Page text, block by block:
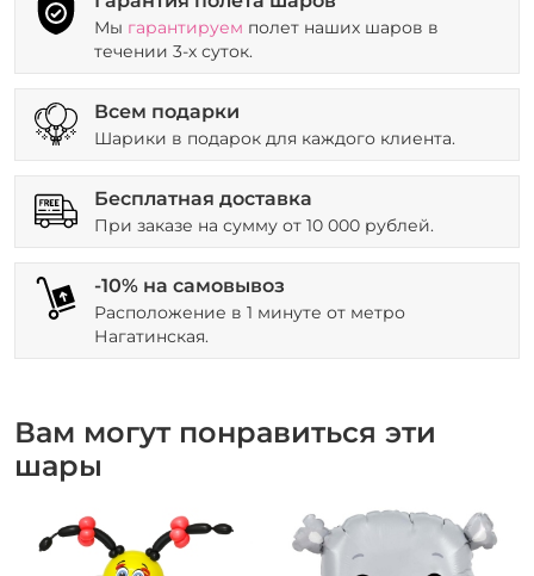
Мы гарантируем полет наших шаров в
течении 3-х суток.
Всем подарки
Шарики в подарок для каждого клиента.
Бесплатная доставка
При заказе на сумму от 10 000 рублей.
-10% на самовывоз
Расположение в 1 минуте от метро
Нагатинская.
Вам могут понравиться эти
шары